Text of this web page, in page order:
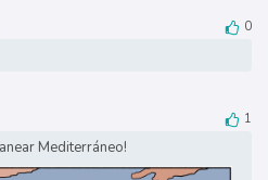
0
1
Mediterráneo!